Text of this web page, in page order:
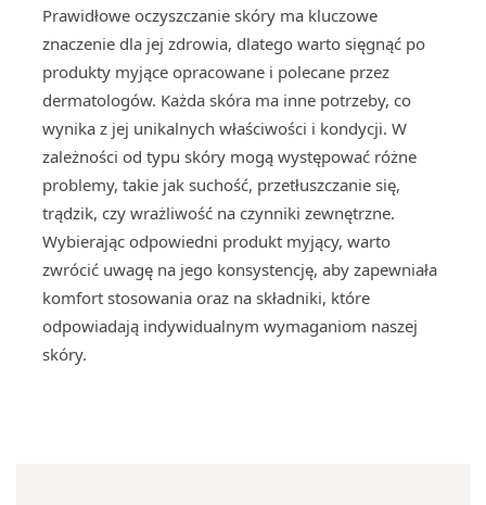
Prawidłowe oczyszczanie skóry ma kluczowe
znaczenie dla jej zdrowia, dlatego warto sięgnąć po
produkty myjące opracowane i polecane przez
dermatologów. Każda skóra ma inne potrzeby, co
wynika z jej unikalnych właściwości i kondycji. W
zależności od typu skóry mogą występować różne
problemy, takie jak suchość, przetłuszczanie się,
trądzik, czy wrażliwość na czynniki zewnętrzne.
Wybierając odpowiedni produkt myjący, warto
zwrócić uwagę na jego konsystencję, aby zapewniała
komfort stosowania oraz na składniki, które
odpowiadają indywidualnym wymaganiom naszej
skóry.